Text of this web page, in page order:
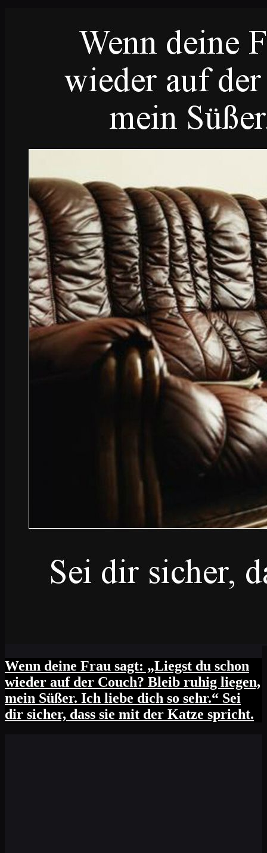
Wenn deine Frau sagt: „Liegst du schon
wieder auf der Couch? Bleib ruhig liegen,
mein Süßer. Ich liebe dich so sehr.“ Sei
dir sicher, dass sie mit der Katze spricht.